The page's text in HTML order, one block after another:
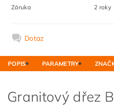
Záruka 2 roky
Dotaz
POPIS PARAMETRY
Granitový dřez